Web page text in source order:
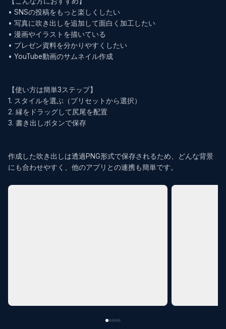
• SNSの投稿をもっと楽しくしたい
• 写真に吹き出しを追加して面白く加工したい
• 漫画やイラストを描いている
• プレゼン資料を分かりやすくしたい
• YouTube動画のサムネイル作成
【使い方は簡単3ステップ】
1. スタイルを選ぶ（プリセットから選択）
2. 縁をドラッグして尻尾を配置
3. 書き出しボタンで保存
作成した吹き出しは透過PNG形式で保存されるため、どんな背景
にも合わせやすく、他のアプリとの連携も簡単です。